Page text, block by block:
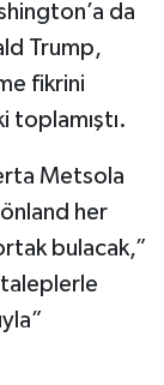
da
Trump,
fikrini
toplamıştı.
Metsola
her
bulacak,”